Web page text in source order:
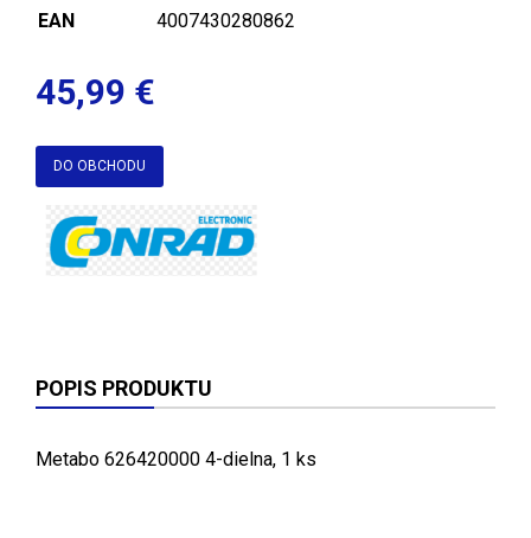
EAN
4007430280862
45,99 €
DO OBCHODU
POPIS PRODUKTU
Metabo 626420000 4-dielna, 1 ks